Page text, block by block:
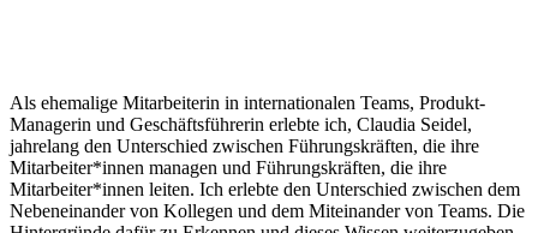
Als ehemalige Mitarbeiterin in internationalen Teams, Produkt-
Managerin und Geschäftsführerin erlebte ich, Claudia Seidel,
jahrelang den Unterschied zwischen Führungskräften, die ihre
Mitarbeiter*innen managen und Führungskräften, die ihre
Mitarbeiter*innen leiten. Ich erlebte den Unterschied zwischen dem
Nebeneinander von Kollegen und dem Miteinander von Teams. Die